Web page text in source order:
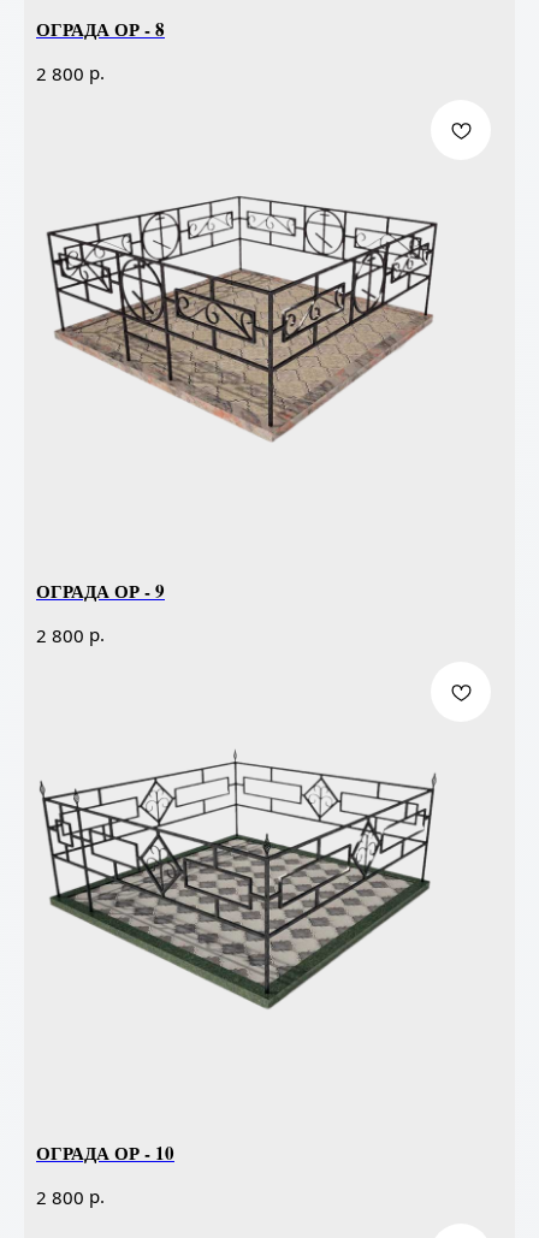
ОГРАДА ОР - 8
2 800 р.
ОГРАДА ОР - 9
2 800 р.
ОГРАДА ОР - 10
2 800 р.